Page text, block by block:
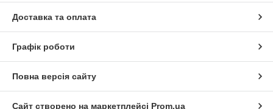
Доставка та оплата
Графік роботи
Повна версія сайту
Сайт створено на маркетплейсі Prom.ua